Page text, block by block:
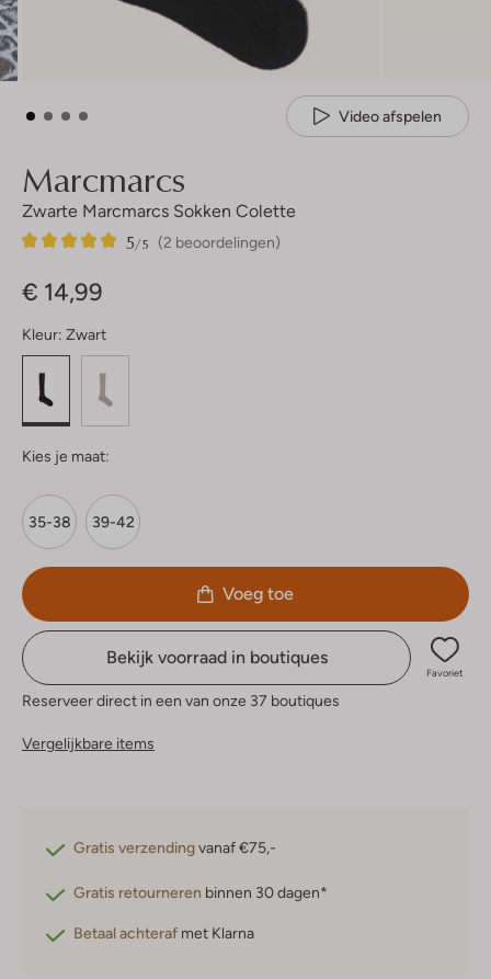
Video afspelen
Marcmarcs
Zwarte Marcmarcs Sokken Colette
(2 beoordelingen)
5/5
2
5
€ 14,99
Kleur: Zwart
Kies je maat:
35-38 39-42
Voeg toe
Bekijk voorraad in boutiques
Favoriet
Reserveer direct in een van onze 37 boutiques
Vergelijkbare items
Gratis verzendingvanaf €75,-
Gratis retourneren binnen 30 dagen*
Betaal achteraf met Klarna